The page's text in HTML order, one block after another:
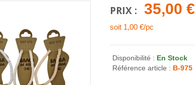
PRIX : 35,00 €
soit 1,00 €/pc
Disponibilité : En Stock
Référence article : B-975